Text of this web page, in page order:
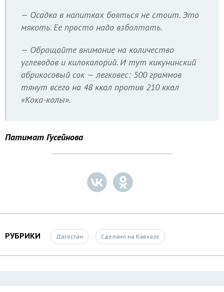
— Осадка в напитках бояться не стоит. Это
мякоть. Ее просто надо взболтать.
— Обращайте внимание на количество
углеводов и килокалорий. И тут кикунинский
абрикосовый сок — легковес: 500 граммов
тянут всего на 48 ккал против 210 ккал
«Кока-колы».
Патимат Гусейнова
РУБРИКИ Дагестан Сделано на Кавказе